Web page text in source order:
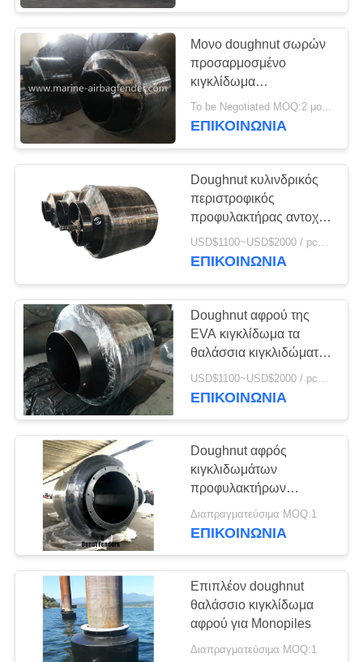
Μονο doughnut σωρών
προσαρμοσμένο
κιγκλίδωμα
τυποποιημένο μέγεθος
για την προστασία
To be Negotiated MOQ:2 μονάδες
ΕΠΙΚΟΙΝΩΝΙΑ
Doughnut κυλινδρικός
περιστροφικός
προφυλακτήρας αντοχής
κιγκλιδωμάτων
πολυουρεθάνιου
USD$1100~USD$2000 / pcs Negotiable MOQ:1pcs
ΕΠΙΚΟΙΝΩΝΙΑ
Doughnut αφρού της
EVA κιγκλίδωμα τα
θαλάσσια κιγκλιδώματα
SPUA βαρκών που
ντύνονται που επιπλέει
ΕΠΙΚΟΙΝΩΝΙΑ
Doughnut αφρός
κιγκλιδωμάτων
προφυλακτήρων
επιπλεουσών
αποβαθρών Monopile
Διαπραγματεύσιμα MOQ:1
ΕΠΙΚΟΙΝΩΝΙΑ
Επιπλέον doughnut
θαλάσσιο κιγκλίδωμα
αφρού για Monopiles
Διαπραγματεύσιμα MOQ:1